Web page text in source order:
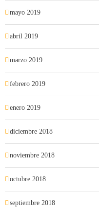
mayo 2019
abril 2019
marzo 2019
febrero 2019
enero 2019
diciembre 2018
noviembre 2018
octubre 2018
septiembre 2018